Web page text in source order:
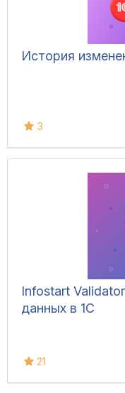
История
3
Infostart
данных в 1С
21